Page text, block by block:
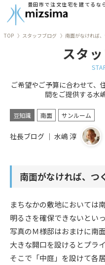
豊田市で注文住宅を建てるな
リフォーム
古民家再生
建築実績
ニュース
TOP スタッフブログ 南面がなければ、
スタ
ご希望やご予算に合わせて、
間をご提供する水
豆知識 南面 サンルーム
社長ブログ ｜ 水嶋 淳
南面がなければ、つ
まちなかの敷地においては
明るさを確保できないとい
写真のＭ様邸はおまけに南面
大きな開口を設けるとプラ
そこで「中庭」を設けて各